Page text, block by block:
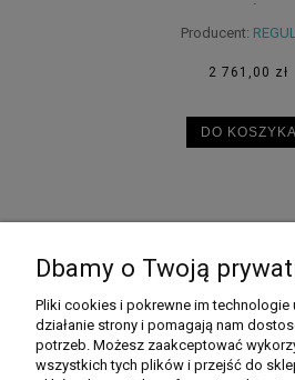
Producent:
2 761,00 zł
DO KOSZYKA
Dbamy o Twoją
Pliki cookies i pokrewne im technologie
działanie strony i pomagają nam
potrzeb. Możesz zaakceptować
wszystkich tych plików i przejść do